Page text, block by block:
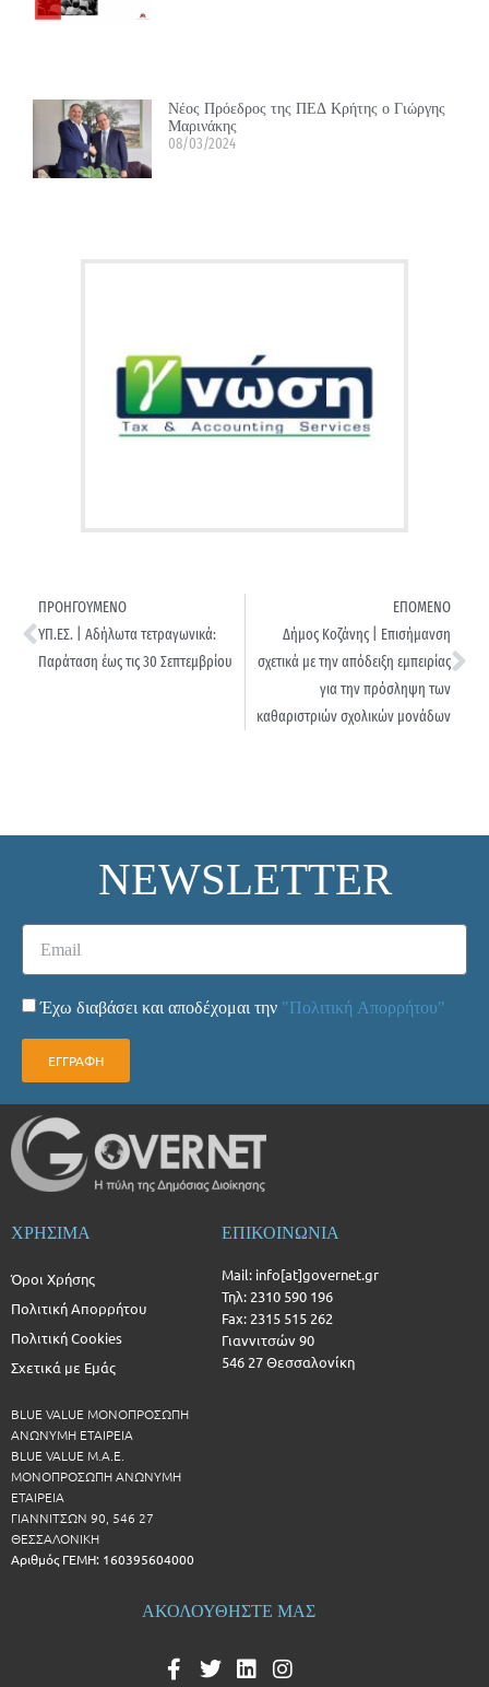
Νέος Πρόεδρος της ΠΕΔ Κρήτης ο Γιώργης
Μαρινάκης
08/03/2024
ΠΡΟΗΓΟΥΜΕΝΟ
ΥΠ.ΕΣ. | Αδήλωτα τετραγωνικά:
Παράταση έως τις 30 Σεπτεμβρίου
ΕΠΟΜΕΝΟ
Δήμος Κοζάνης | Επισήμανση
σχετικά με την απόδειξη εμπειρίας
για την πρόσληψη των
καθαριστριών σχολικών μονάδων
NEWSLETTER
Έχω διαβάσει και αποδέχομαι την "Πολιτική Απορρήτου"
ΕΓΓΡΑΦΗ
ΧΡΗΣΙΜΑ
Όροι Χρήσης
Πολιτική Απορρήτου
Πολιτική Cookies
Σχετικά με Εμάς
BLUE VALUE ΜΟΝΟΠΡΟΣΩΠΗ
ΑΝΩΝΥΜΗ ΕΤΑΙΡΕΙΑ
BLUE VALUE Μ.Α.Ε.
ΜΟΝΟΠΡΟΣΩΠΗ ΑΝΩΝΥΜΗ
ΕΤΑΙΡΕΙΑ
ΓΙΑΝΝΙΤΣΩΝ 90, 546 27
ΘΕΣΣΑΛΟΝΙΚΗ
Αριθμός ΓΕΜΗ: 160395604000
ΕΠΙΚΟΙΝΩΝΙΑ
Mail: info[at]governet.gr
Τηλ: 2310 590 196
Fax: 2315 515 262
Γιαννιτσών 90
546 27 Θεσσαλονίκη
ΑΚΟΛΟΥΘΗΣΤΕ ΜΑΣ